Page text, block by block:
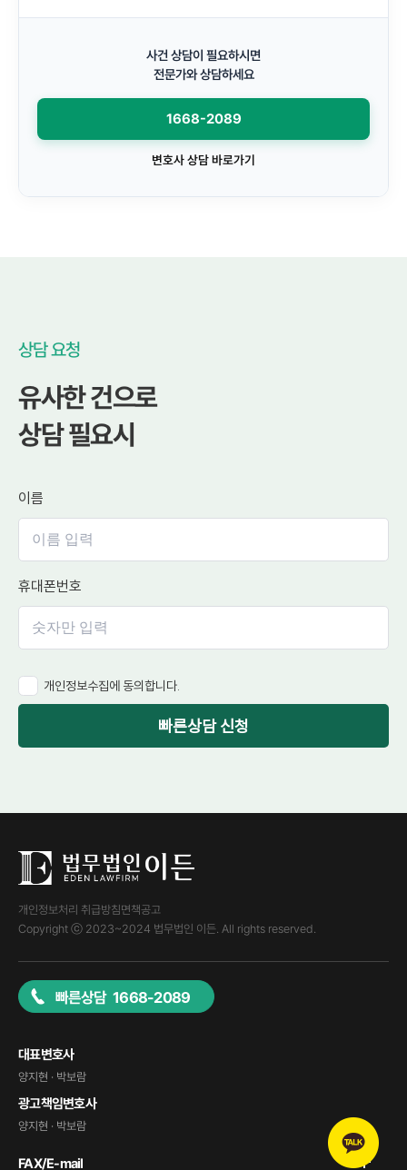
사건 상담이 필요하시면
전문가와 상담하세요
1668-2089
변호사 상담 바로가기
상담 요청
유사한 건으로
상담 필요시
이름
휴대폰번호
개인정보수집에 동의합니다.
빠른상담 신청
개인정보처리 취급방침면책공고
Copyright ⓒ 2023~2024 법무법인 이든. All rights reserved.
빠른상담 1668-2089
대표변호사
양지현 · 박보람
광고책임변호사
양지현 · 박보람
FAX/E-mail